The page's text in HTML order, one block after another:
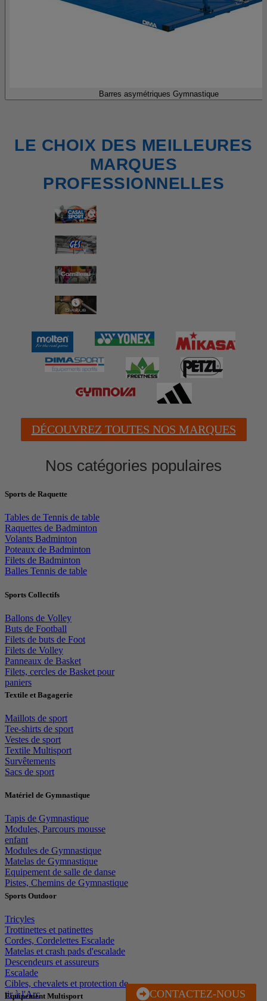
J'EN PROFITE
CONTACTEZ-NOUS
Barres asymétriques Gymnastique
LE CHOIX DES MEILLEURES
MARQUES
PROFESSIONNELLES
DÉCOUVREZ TOUTES NOS MARQUES
Nos catégories populaires
Sports de Raquette
Tables de Tennis de table
Raquettes de Badminton
Volants Badminton
Poteaux de Badminton
Filets de Badminton
Balles Tennis de table
Sports Collectifs
Ballons de Volley
Buts de Football
Filets de buts de Foot
Filets de Volley
Panneaux de Basket
Filets, cercles de Basket pour
paniers
Textile et Bagagerie
Maillots de sport
Tee-shirts de sport
Vestes de sport
Textile Multisport
Survêtements
Sacs de sport
Matériel de Gymnastique
Tapis de Gymnastique
Modules, Parcours mousse
enfant
Modules de Gymnastique
Matelas de Gymnastique
Equipement de salle de danse
Pistes, Chemins de Gymnastique
Sports Outdoor
Tricyles
Trottinettes et patinettes
Cordes, Cordelettes Escalade
Matelas et crash pads d'escalade
Descendeurs et assureurs
Escalade
Cibles, chevalets et protection de
tir à l'Arc
Equipement Multisport